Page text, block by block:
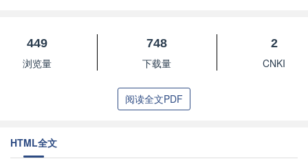
449
浏览量
748
下载量
2
CNKI
阅读全文PDF
HTML全文